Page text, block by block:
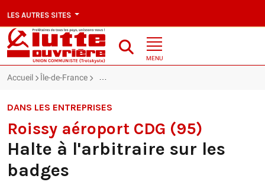
LES AUTRES SITES
MENU
Accueil Île-de-France Roissy aéroport CDG (95) : Halte à l'arbitraire
DANS LES ENTREPRISES
Roissy aéroport CDG (95)
Halte à l'arbitraire sur les
badges